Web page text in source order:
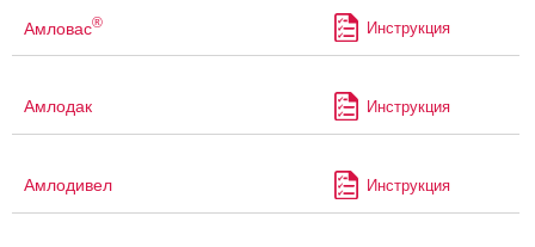
Амловас® Инструкция
Амлодак Инструкция
Амлодивел Инструкция